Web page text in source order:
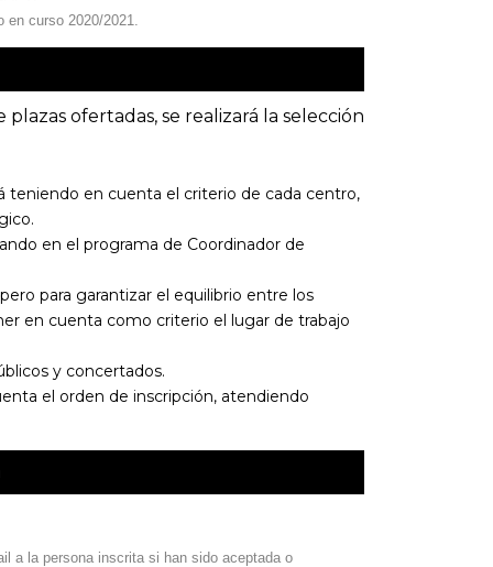
en curso 2020/2021.
ofertadas, se realizará la selección
teniendo en cuenta el criterio de cada centro,
en el programa de Coordinador de
para garantizar el equilibrio entre los
en cuenta como criterio el lugar de trabajo
y concertados.
el orden de inscripción, atendiendo
a la persona inscrita si han sido aceptada o